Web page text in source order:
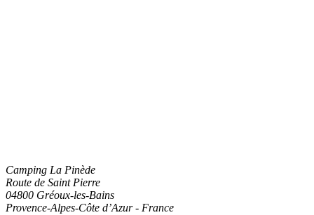
Camping La Pinède
Route de Saint Pierre
04800 Gréoux-les-Bains
Provence-Alpes-Côte d’Azur- France